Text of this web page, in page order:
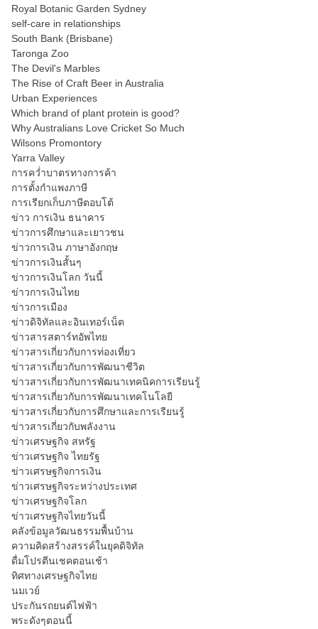
Royal Botanic Garden Sydney
self-care in relationships
South Bank (Brisbane)
Taronga Zoo
The Devil's Marbles
The Rise of Craft Beer in Australia
Urban Experiences
Which brand of plant protein is good?
Why Australians Love Cricket So Much
Wilsons Promontory
Yarra Valley
การคว่ำบาตรทางการค้า
การตั้งกำแพงภาษี
การเรียกเก็บภาษีตอบโต้
ข่าว การเงิน ธนาคาร
ข่าวการศึกษาและเยาวชน
ข่าวการเงิน ภาษาอังกฤษ
ข่าวการเงินสั้นๆ
ข่าวการเงินโลก วันนี้
ข่าวการเงินไทย
ข่าวการเมือง
ข่าวดิจิทัลและอินเทอร์เน็ต
ข่าวสารสตาร์ทอัพไทย
ข่าวสารเกี่ยวกับการท่องเที่ยว
ข่าวสารเกี่ยวกับการพัฒนาชีวิต
ข่าวสารเกี่ยวกับการพัฒนาเทคนิคการเรียนรู้
ข่าวสารเกี่ยวกับการพัฒนาเทคโนโลยี
ข่าวสารเกี่ยวกับการศึกษาและการเรียนรู้
ข่าวสารเกี่ยวกับพลังงาน
ข่าวเศรษฐกิจ สหรัฐ
ข่าวเศรษฐกิจ ไทยรัฐ
ข่าวเศรษฐกิจการเงิน
ข่าวเศรษฐกิจระหว่างประเทศ
ข่าวเศรษฐกิจโลก
ข่าวเศรษฐกิจไทยวันนี้
คลังข้อมูลวัฒนธรรมพื้นบ้าน
ความคิดสร้างสรรค์ในยุคดิจิทัล
ดื่มโปรตีนเชคตอนเช้า
ทิศทางเศรษฐกิจไทย
นมเวย์
ประกันรถยนต์ไฟฟ้า
พระดังๆตอนนี้